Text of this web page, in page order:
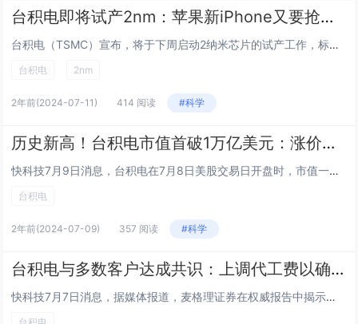
台积电即将试产2nm：苹果新iPhone又要抢首发
台积电（TSMC）宣布，将于下周启动2纳米芯片的试产工作，标志着芯片制造技术的又一重大突破。据悉，苹果公司计划在明年将这项尖端技术应用于其Apple Silicon芯片，进一步巩固其在高性能计算领域的领先地位。此次试产的2nm芯片生产设备已...
台积电 2nm
2年前(2024-07-11) 414 阅读 #科学
历史新高！台积电市值首破1万亿美元：涨价获大客户力挺
快科技7月9日消息，台积电在7月8日美股交易日开盘时，市值一度突破1万亿美元大关，尽管收盘时市值回落至9681亿美元，但这一表现已创下公司历史新高。台积电此前宣布，将对旗下3纳米和5纳米工艺技术产品进行涨价，其中3纳米和5纳米AI产品涨价幅...
台积电
2年前(2024-07-09) 357 阅读 #科学
台积电与多数客户达成共识：上调代工费以确保稳定供应
快科技7月7日消息，据媒体报道，麦格理证券在权威报告中揭示了一项重要行业动态：通过深入供应链调查，发现台积电已成功与多数客户达成共识，以价格上调换取更为稳固的供应链保障，此举无疑为台积电的毛利率攀升注入了强劲动力。据资深分析师精确预测，台积...